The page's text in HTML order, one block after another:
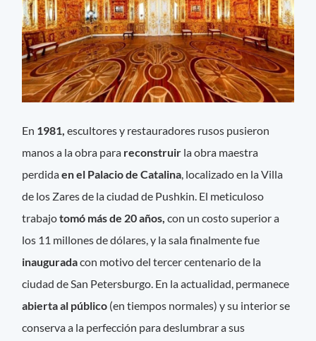
En 1981, escultores y restauradores rusos pusieron
manos a la obra para reconstruir la obra maestra
perdidaen el Palacio de Catalina, localizado en la Villa
de los Zares de la ciudad de Pushkin. El meticuloso
trabajotomó más de 20 años, con un costo superior a
los 11 millones de dólares, y la sala finalmente fue
inauguradacon motivo del tercer centenario de la
ciudad de San Petersburgo. En la actualidad, permanece
abierta al público (en tiempos normales) y su interior se
conserva a la perfección para deslumbrar a sus